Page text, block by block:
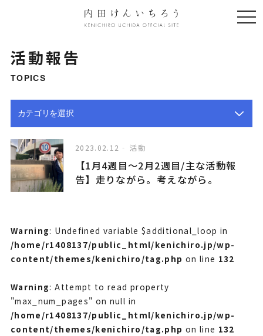
活動報告
TOPICS
2023.02.12 活動
【1月4週目〜2月2週目/主な活動報
告】走りながら。考えながら。
Warning: Undefined variable $additional_loop in
/home/r1408137/public_html/kenichiro.jp/wp-
content/themes/kenichiro/tag.php on line 132
Warning: Attempt to read property
"max_num_pages" on null in
/home/r1408137/public_html/kenichiro.jp/wp-
content/themes/kenichiro/tag.php on line 132